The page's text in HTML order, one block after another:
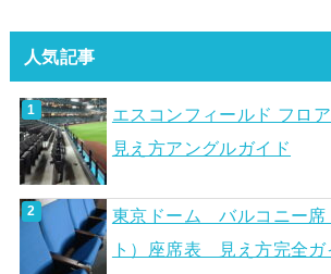
人気記事
エスコンフィールド フロ
見え方アングルガイド
東京ドーム バルコニー席
ト）座席表 見え方完全ガ